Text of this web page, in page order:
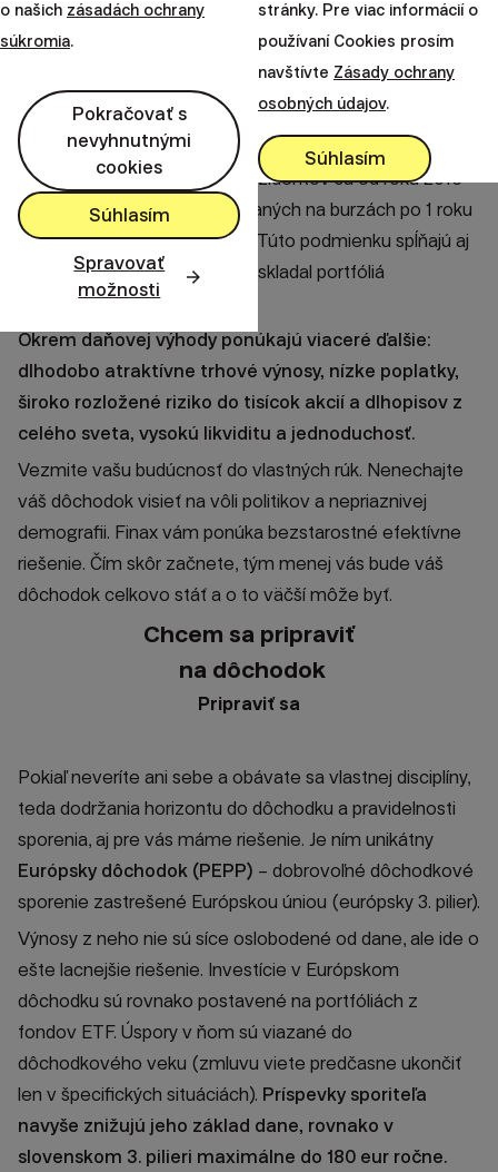
Politici si aspoň čiastočne uvedomujú ohromné slabiny
dôchodkového systému. Snažia sa nás teda povzbudiť,
aby sme sa o svoje dôchodky postarali na vlastnú päsť, a
preto schválili isté daňové oslobodenia a vytvorili
niekoľko programov, ktoré ponúkajú mnohé výhody.
Pre slovenských daňových rezidentov sú od roku 2016
výnosy z investícií obchodovaných na burzách po 1 roku
držania oslobodené od dane. Túto podmienku spĺňajú aj
fondy ETF, z ktorých Finax poskladal portfóliá
Inteligentného investovania.
Okrem daňovej výhody ponúkajú viaceré ďalšie:
dlhodobo atraktívne trhové výnosy, nízke poplatky,
široko rozložené riziko do tisícok akcií a dlhopisov z
celého sveta, vysokú likviditu a jednoduchosť.
Vezmite vašu budúcnosť do vlastných rúk. Nenechajte
váš dôchodok visieť na vôli politikov a nepriaznivej
demografii. Finax vám ponúka bezstarostné efektívne
riešenie. Čím skôr začnete, tým menej vás bude váš
dôchodok celkovo stáť a o to väčší môže byť.
Chcem sa pripraviť
na dôchodok
Pripraviť sa
Pokiaľ neveríte ani sebe a obávate sa vlastnej disciplíny,
teda dodržania horizontu do dôchodku a pravidelnosti
sporenia, aj pre vás máme riešenie. Je ním unikátny
Európsky dôchodok (PEPP) – dobrovoľné dôchodkové
sporenie zastrešené Európskou úniou (európsky 3. pilier).
Výnosy z neho nie sú síce oslobodené od dane, ale ide o
ešte lacnejšie riešenie. Investície v Európskom
dôchodku sú rovnako postavené na portfóliách z
fondov ETF. Úspory v ňom sú viazané do
dôchodkového veku (zmluvu viete predčasne ukončiť
len v špecifických situáciách). Príspevky sporiteľa
navyše znižujú jeho základ dane, rovnako v
slovenskom 3. pilieri maximálne do 180 eur ročne.
o našich zásadách ochrany
súkromia.
Pokračovať s
nevyhnutnými
cookies
Súhlasím
Spravovať
možnosti
stránky. Pre viac informácií o
používaní Cookies prosím
navštívte Zásady ochrany
osobných údajov.
Súhlasím